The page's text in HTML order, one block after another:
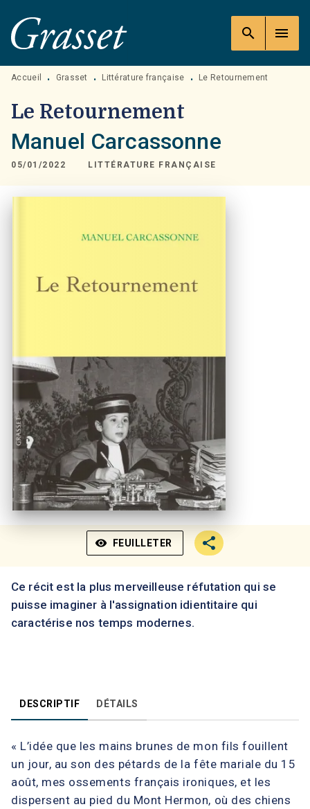
MENU RECHERCHE
PIED DE PAGE
search menu
Accueil • Grasset • Littérature française • Le Retournement
Le Retournement
Manuel Carcassonne
05/01/2022 LITTÉRATURE FRANÇAISE
visibility FEUILLETER
Ce récit est la plus merveilleuse réfutation qui se
puisse imaginer à l'assignation idientitaire qui
caractérise nos temps modernes.
DESCRIPTIF DÉTAILS
« L’idée que les mains brunes de mon fils fouillent
un jour, au son des pétards de la fête mariale du 15
août, mes ossements français ironiques, et les
dispersent au pied du Mont Hermon, où des chiens